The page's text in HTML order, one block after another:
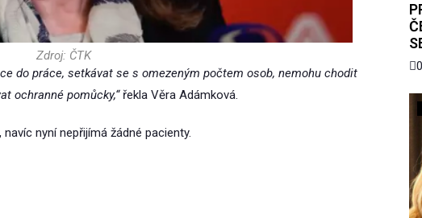
Zdroj: ČTK
do práce, setkávat se s omezeným počtem osob, nemohu chodit
ochranné pomůcky,“řekla Věra Adámková.
nyní nepřijímá žádné pacienty.